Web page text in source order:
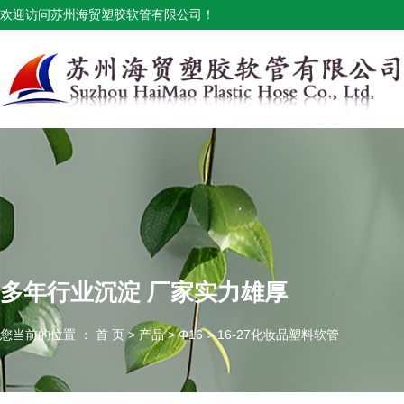
欢迎访问苏州海贸塑胶软管有限公司！
多年行业沉淀 厂家实力雄厚
您当前的位置 ： 首 页>产品 >Φ16 >16-27化妆品塑料软管